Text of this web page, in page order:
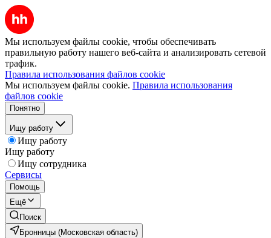
Мы используем файлы cookie, чтобы обеспечивать
правильную работу нашего веб-сайта и анализировать сетевой
трафик.
Правила использования файлов cookie
Мы используем файлы cookie. Правила использования
файлов cookie
Понятно
Ищу работу
Ищу работу
Ищу работу
Ищу сотрудника
Сервисы
Помощь
Ещё
Поиск
Бронницы (Московская область)